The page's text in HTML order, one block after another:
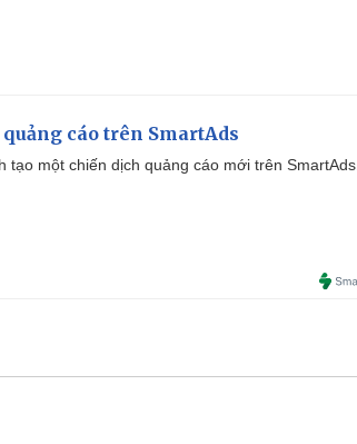
cáo trên SmartAds
một chiến dịch quảng cáo mới trên SmartAds.